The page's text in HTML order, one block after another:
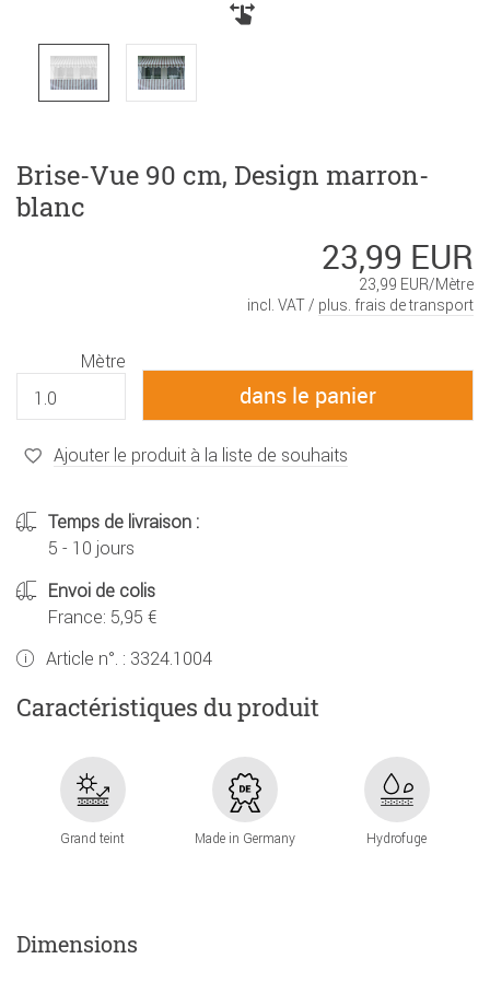
Brise-Vue 90 cm, Design marron-
blanc
23,99 EUR
23,99 EUR/Mètre
incl. VAT / plus. frais de transport
Mètre
Ajouter le produit à la liste de souhaits
Temps de livraison :
5 - 10 jours
Envoi de colis
France: 5,95 €
Article n°. : 3324.1004
Caractéristiques du produit
Grand teint Made in Germany Hydrofuge
Dimensions